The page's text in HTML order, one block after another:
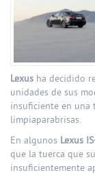
Lexus ha decidido
unidades de sus
insuficiente en una
limpiaparabrisas.
En algunos Lexus
que la tuerca que
insuficientemente